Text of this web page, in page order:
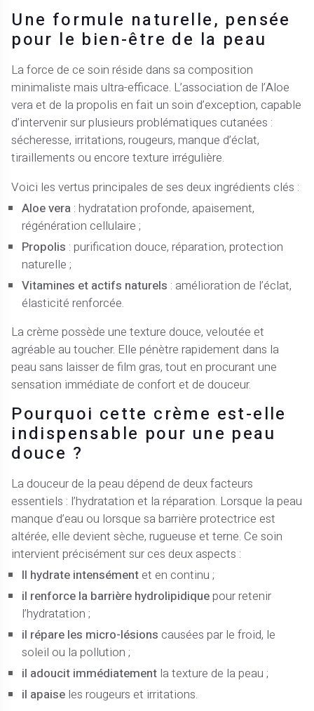
Une formule naturelle, pensée
pour le bien-être de la peau
La force de ce soin réside dans sa composition
minimaliste mais ultra-efficace. L’association de l’Aloe
vera et de la propolis en fait un soin d’exception, capable
d’intervenir sur plusieurs problématiques cutanées :
sécheresse, irritations, rougeurs, manque d’éclat,
tiraillements ou encore texture irrégulière.
Voici les vertus principales de ses deux ingrédients clés :
Aloe vera : hydratation profonde, apaisement,
régénération cellulaire ;
Propolis : purification douce, réparation, protection
naturelle ;
Vitamines et actifs naturels : amélioration de l’éclat,
élasticité renforcée.
La crème possède une texture douce, veloutée et
agréable au toucher. Elle pénètre rapidement dans la
peau sans laisser de film gras, tout en procurant une
sensation immédiate de confort et de douceur.
Pourquoi cette crème est-elle
indispensable pour une peau
douce ?
La douceur de la peau dépend de deux facteurs
essentiels : l’hydratation et la réparation. Lorsque la peau
manque d’eau ou lorsque sa barrière protectrice est
altérée, elle devient sèche, rugueuse et terne. Ce soin
intervient précisément sur ces deux aspects :
Il hydrate intensémentet en continu ;
il renforce la barrière hydrolipidiquepour retenir
l’hydratation ;
il répare les micro-lésions causées par le froid, le
soleil ou la pollution ;
il adoucit immédiatement la texture de la peau ;
il apaise les rougeurs et irritations.